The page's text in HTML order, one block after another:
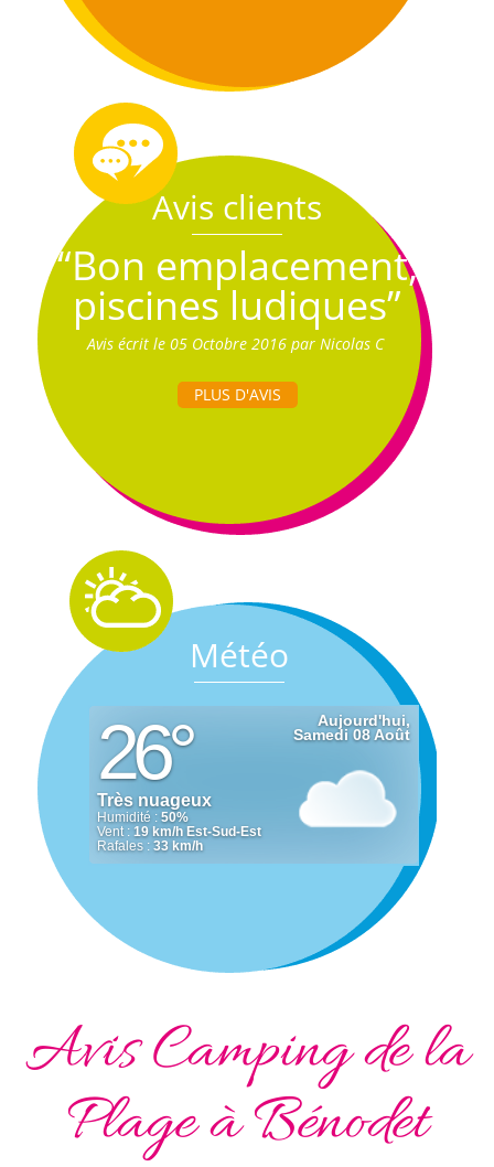
Avis clients
“Bon emplacement,
piscines ludiques”
Avis écrit le 05 Octobre 2016 par Nicolas C
PLUS D'AVIS
Météo
Avis Camping de la
Plage à Bénodet